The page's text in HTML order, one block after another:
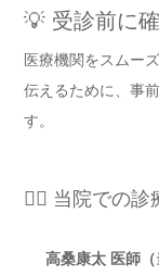
💡 受診前に
医療機関をスムー
伝えるために、事
す。
👨‍⚕️ 当院での診
高桑康太 医師